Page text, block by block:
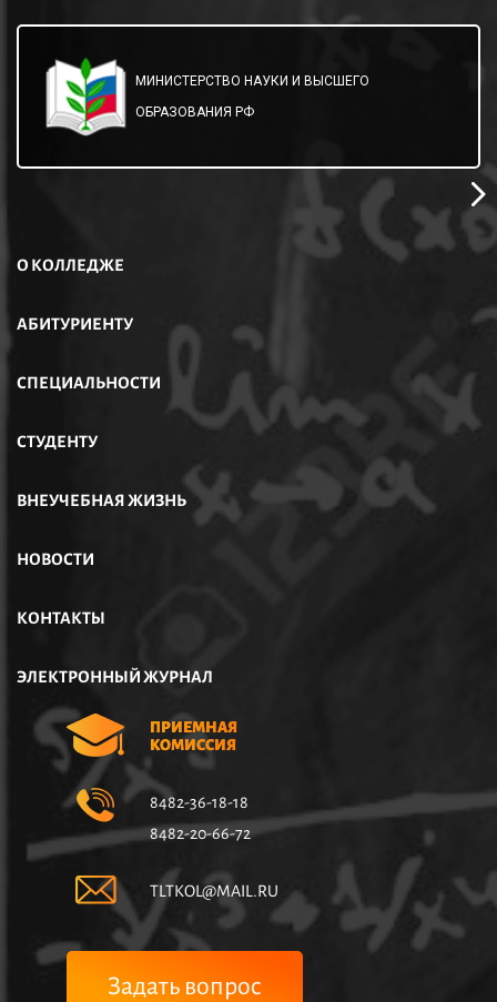
МИНИСТЕРСТВО НАУКИ И ВЫСШЕГО
ОБРАЗОВАНИЯ РФ
О КОЛЛЕДЖЕ
АБИТУРИЕНТУ
СПЕЦИАЛЬНОСТИ
СТУДЕНТУ
ВНЕУЧЕБНАЯ ЖИЗНЬ
НОВОСТИ
КОНТАКТЫ
ЭЛЕКТРОННЫЙ ЖУРНАЛ
ПРИЕМНАЯ
КОМИССИЯ
8482-36-18-18
8482-20-66-72
TLTKOL@MAIL.RU
Задать вопрос